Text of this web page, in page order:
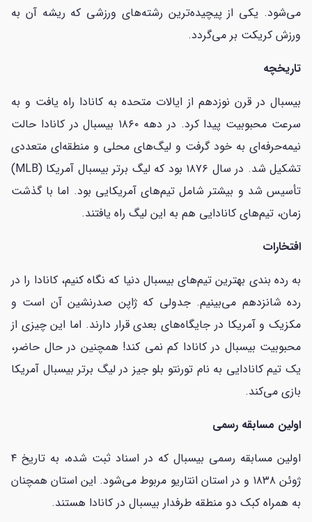
می‌شود. یکی از پیچیده‌ترین رشته‌های ورزشی که ریشه آن به
ورزش کریکت بر می‌گردد.
تاریخچه
بیسبال در قرن نوزدهم از ایالات متحده به کانادا راه یافت و به
سرعت محبوبیت پیدا کرد. در دهه ۱۸۶۰ بیسبال در کانادا حالت
نیمه‌حرفه‌ای به خود گرفت و لیگ‌های محلی و منطقه‌ای متعددی
تشکیل شد. در سال ۱۸۷۶ بود که لیگ برتر بیسبال آمریکا (MLB)
تأسیس شد و بیشتر شامل تیم‌های آمریکایی بود. اما با گذشت
زمان، تیم‌های کانادایی هم به این لیگ راه یافتند.
افتخارات
به رده بندی بهترین تیم‌های بیسبال دنیا که نگاه کنیم، کانادا را در
رده شانزدهم می‌بینیم. جدولی که ژاپن صدرنشین آن است و
مکزیک و آمریکا در جایگاه‌های بعدی قرار دارند. اما این چیزی از
محبوبیت بیسبال در کانادا کم نمی کند! همچنین در حال حاضر،
یک تیم کانادایی به نام تورنتو بلو جیز در لیگ برتر بیسبال آمریکا
بازی می‌کند.
اولین مسابقه رسمی
اولین مسابقه رسمی بیسبال که در اسناد ثبت شده، به تاریخ ۴
ژوئن ۱۸۳۸ و در استان انتاریو مربوط می‌شود. این استان همچنان
به همراه کبک دو منطقه طرفدار بیسبال در کانادا هستند.